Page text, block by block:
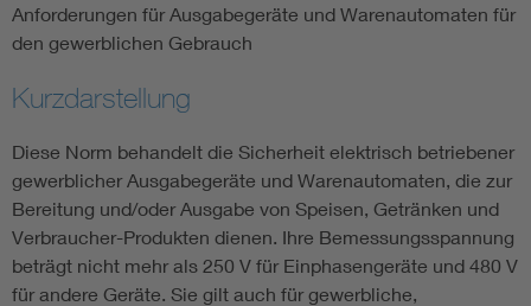
DIN VDE 0100 für sichere Elektroinstallationen
Elektrofachkraft (EFK)
Anforderungen für Ausgabegeräte und Warenautomaten für
den gewerblichen Gebrauch
Kurzdarstellung
Diese Norm behandelt die Sicherheit elektrisch betriebener
gewerblicher Ausgabegeräte und Warenautomaten, die zur
Bereitung und/oder Ausgabe von Speisen, Getränken und
Verbraucher-Produkten dienen. Ihre Bemessungsspannung
beträgt nicht mehr als 250 V für Einphasengeräte und 480 V
für andere Geräte. Sie gilt auch für gewerbliche,